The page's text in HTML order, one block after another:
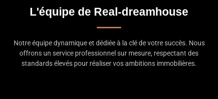
L'équipe de Real-dreamhouse
Notre équipe dynamique et dédiée à la clé de votre succès. Nous
offrons un service professionnel sur mesure, respectant des
standards élevés pour réaliser vos ambitions immobilières.